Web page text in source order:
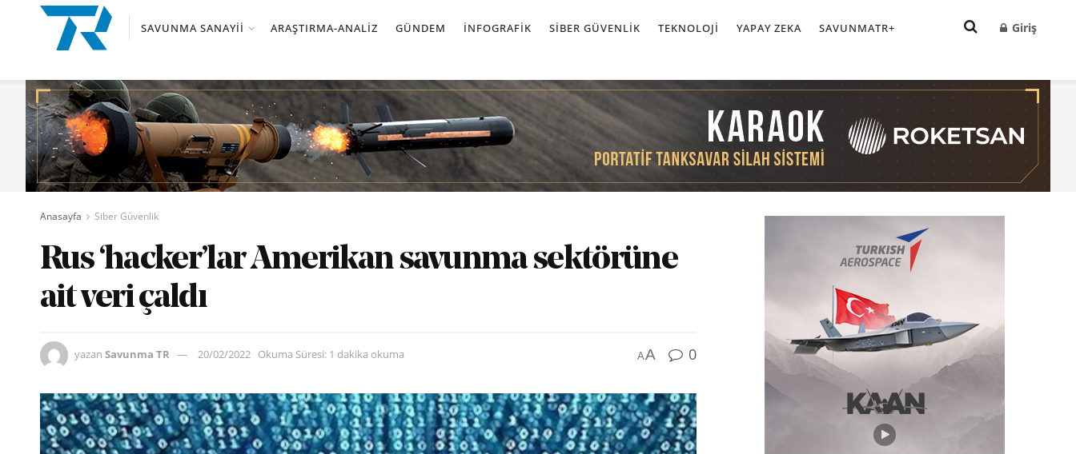
SAVUNMA SANAYII ARAŞTIRMA-ANALIZ GÜNDEM İNFOGRAFIK SIBER GÜVENLIK TEKNOLOJI YAPAY ZEKA SAVUNMATR+ Giriş
Anasayfa Siber Güvenlik
Rus ‘hacker’lar Amerikan savunma sektörüne
ait veri çaldı
yazan Savunma TR 20/02/2022 Okuma Süresi: 1 dakika okuma AA 0